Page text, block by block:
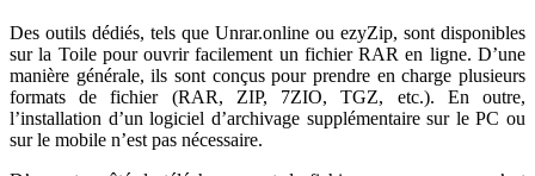
Des outils dédiés, tels que Unrar.online ou ezyZip, sont disponibles
sur la Toile pour ouvrir facilement un fichier RAR en ligne. D’une
manière générale, ils sont conçus pour prendre en charge plusieurs
formats de fichier (RAR, ZIP, 7ZIO, TGZ, etc.). En outre,
l’installation d’un logiciel d’archivage supplémentaire sur le PC ou
sur le mobile n’est pas nécessaire.